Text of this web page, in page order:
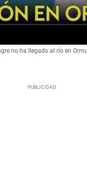
no ha llegado al río en